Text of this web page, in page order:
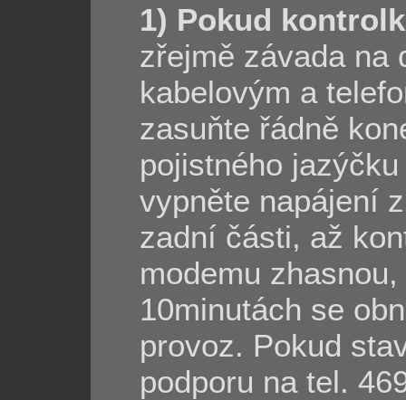
1) Pokud
zřejmě závada na
kabelovým a
zasuňte řádně
pojistného
vypněte napájení
zadní části, až
modemu
10minutách se
provoz. Pokud
podporu na tel.